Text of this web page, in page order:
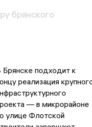
брянского
Брянске подходит к
реализация
— в микрорайоне
улице Флотской